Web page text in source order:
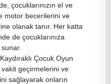
çocuklarınızın el ve
motor becerilerini ve
olanak tanır. Her katta
de çocuklarınıza
Çocuk Oyun
vakit geçirmelerini ve
sağlayarak onların